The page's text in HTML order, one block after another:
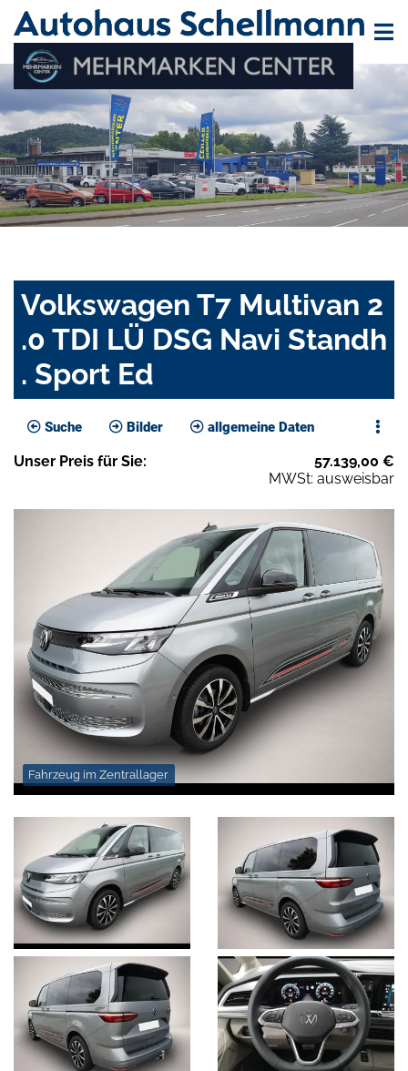
Volkswagen T7 Multivan 2
.0 TDI LÜ DSG Navi Standh
. Sport Ed
Suche Bilder allgemeine Daten
Unser Preis für Sie: 57.139,00 €
MWSt: ausweisbar
Fahrzeug im Zentrallager